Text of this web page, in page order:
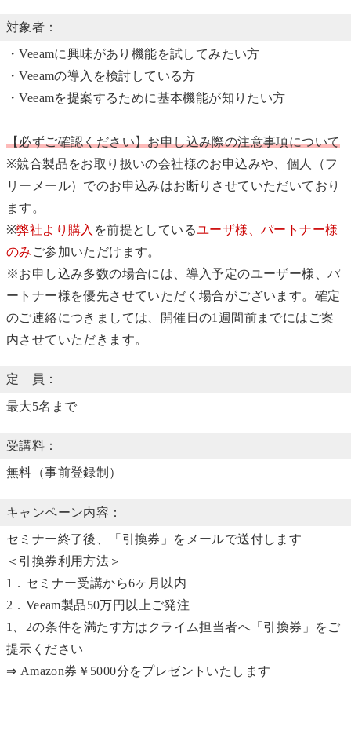
対象者：
・Veeamに興味があり機能を試してみたい方
・Veeamの導入を検討している方
・Veeamを提案するために基本機能が知りたい方
【必ずご確認ください】お申し込み際の注意事項について
※競合製品をお取り扱いの会社様のお申込みや、個人（フ
リーメール）でのお申込みはお断りさせていただいており
ます。
※弊社より購入 を前提としているユーザ様、パートナー様
のみ ご参加いただけます。
※お申し込み多数の場合には、導入予定のユーザー様、パ
ートナー様を優先させていただく場合がございます。確定
のご連絡につきましては、開催日の1週間前までにはご案
内させていただきます。
定 員：
最大5名まで
受講料：
無料（事前登録制）
キャンペーン内容：
セミナー終了後、「引換券」をメールで送付します
＜引換券利用方法＞
1．セミナー受講から6ヶ月以内
2．Veeam製品50万円以上ご発注
1、2の条件を満たす方はクライム担当者へ「引換券」をご
提示ください
⇒ Amazon券￥5000分をプレゼントいたします